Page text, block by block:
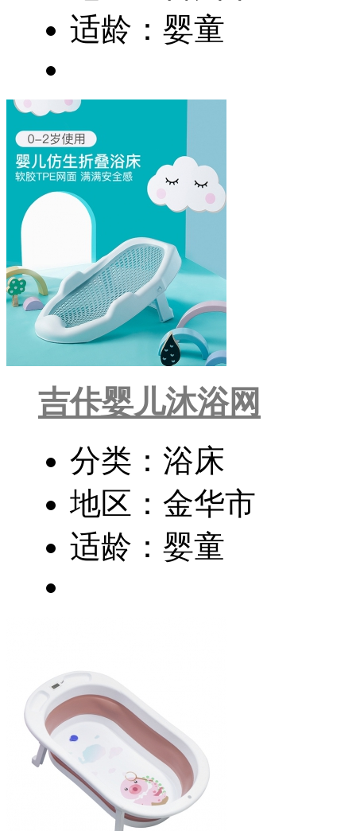
适龄：婴童
吉佧婴儿沐浴网
分类：浴床
地区：金华市
适龄：婴童